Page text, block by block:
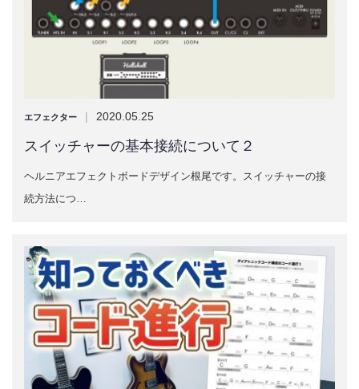
エフェクター | 2020.05.25
スイッチャーの基本接続について２
ヘルニアエフェクトボードデザイン根尾です。スイッチャーの接
続方法につ…